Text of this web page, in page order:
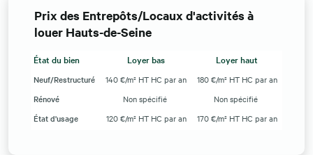
Prix des Entrepôts/Locaux d'activités à
louer Hauts-de-Seine
État du bien Loyer bas Loyer haut
Neuf/Restructuré 140 €/m² HT HC par an
180 €/m² HT HC par an
Rénové
Non spécifié
Non spécifié
État d'usage
120 €/m² HT HC par an 170 €/m² HT HC par an